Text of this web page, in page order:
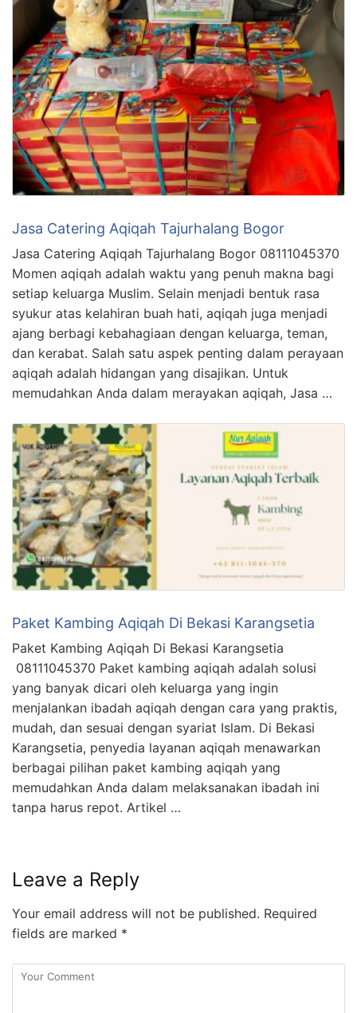
Jasa Catering Aqiqah Tajurhalang Bogor
Jasa Catering Aqiqah Tajurhalang Bogor 08111045370
Momen aqiqah adalah waktu yang penuh makna bagi
setiap keluarga Muslim. Selain menjadi bentuk rasa
syukur atas kelahiran buah hati, aqiqah juga menjadi
ajang berbagi kebahagiaan dengan keluarga, teman,
dan kerabat. Salah satu aspek penting dalam perayaan
aqiqah adalah hidangan yang disajikan. Untuk
memudahkan Anda dalam merayakan aqiqah, Jasa …
Paket Kambing Aqiqah Di Bekasi Karangsetia
Paket Kambing Aqiqah Di Bekasi Karangsetia
08111045370 Paket kambing aqiqah adalah solusi
yang banyak dicari oleh keluarga yang ingin
menjalankan ibadah aqiqah dengan cara yang praktis,
mudah, dan sesuai dengan syariat Islam. Di Bekasi
Karangsetia, penyedia layanan aqiqah menawarkan
berbagai pilihan paket kambing aqiqah yang
memudahkan Anda dalam melaksanakan ibadah ini
tanpa harus repot. Artikel …
Leave a Reply
Your email address will not be published. Required
fields are marked *